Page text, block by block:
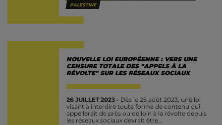
PALESTINE
NOUVELLE LOI EUROPÉENNE : VERS UNE
CENSURE TOTALE DES "APPELS À LA
RÉVOLTE" SUR LES RÉSEAUX SOCIAUX
26 JUILLET 2023 - Dès le 25 août 2023, une loi
visant à interdire toute forme de contenu qui
appellerait de près ou de loin à la révolte depuis
les réseaux sociaux devrait être...